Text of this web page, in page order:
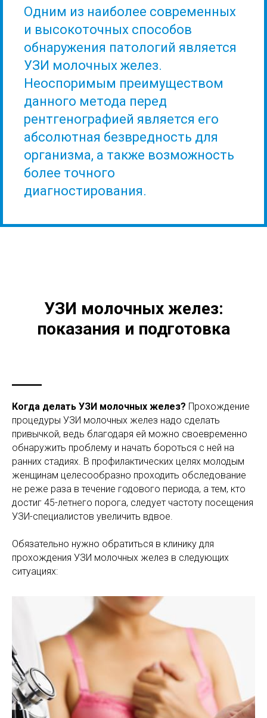
Одним из наиболее современных
и высокоточных способов
обнаружения патологий является
УЗИ молочных желез.
Неоспоримым преимуществом
данного метода перед
рентгенографией является его
абсолютная безвредность для
организма, а также возможность
более точного
диагностирования.
УЗИ молочных желез:
показания и подготовка
Когда делать УЗИ молочных желез? Прохождение
процедуры УЗИ молочных желез надо сделать
привычкой, ведь благодаря ей можно своевременно
обнаружить проблему и начать бороться с ней на
ранних стадиях. В профилактических целях молодым
женщинам целесообразно проходить обследование
не реже раза в течение годового периода, а тем, кто
достиг 45-летнего порога, следует частоту посещения
УЗИ-специалистов увеличить вдвое.
Обязательно нужно обратиться в клинику для
прохождения УЗИ молочных желез в следующих
ситуациях: